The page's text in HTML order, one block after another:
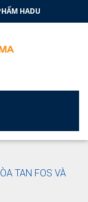
HADU
TAN FOS VÀ